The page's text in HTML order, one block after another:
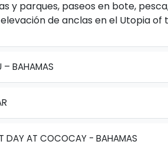
y parques, paseos en bote,
de anclas en el Utopia of
– BAHAMAS
DAY AT COCOCAY - BAHAMAS